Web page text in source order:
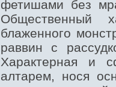
фетишами без
Общественный
блаженного
раввин с
Характерная и
алтарем, нося